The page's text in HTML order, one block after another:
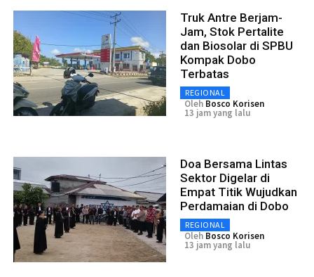
Truk Antre Berjam-
Jam, Stok Pertalite
dan Biosolar di SPBU
Kompak Dobo
Terbatas
REGIONAL
Oleh Bosco Korisen
13 jam yang lalu
Doa Bersama Lintas
Sektor Digelar di
Empat Titik Wujudkan
Perdamaian di Dobo
REGIONAL
Oleh Bosco Korisen
13 jam yang lalu